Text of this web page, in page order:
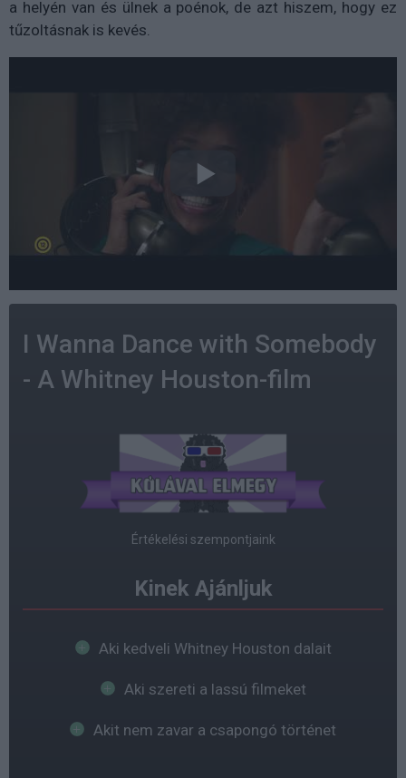
a helyén van és ülnek a poénok, de azt hiszem, hogy ez
tűzoltásnak is kevés.
I Wanna Dance with Somebody
- A Whitney Houston-film
Értékelési szempontjaink
Kinek Ajánljuk
Aki kedveli Whitney Houston dalait
Aki szereti a lassú filmeket
Akit nem zavar a csapongó történet